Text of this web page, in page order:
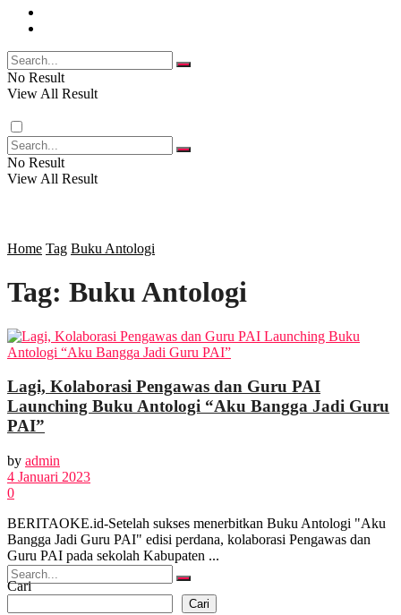
PENDIDIKAN
SOSOK
POLITIK
EKBIS
OPINI
No Result
View All Result
No Result
View All Result
Home Tag Buku Antologi
Tag: Buku Antologi
Lagi, Kolaborasi Pengawas dan Guru PAI
Launching Buku Antologi “Aku Bangga Jadi Guru
PAI”
by admin
4 Januari 2023
0
BERITAOKE.id-Setelah sukses menerbitkan Buku Antologi "Aku
Bangga Jadi Guru PAI" edisi perdana, kolaborasi Pengawas dan
Guru PAI pada sekolah Kabupaten ...
Cari
Cari